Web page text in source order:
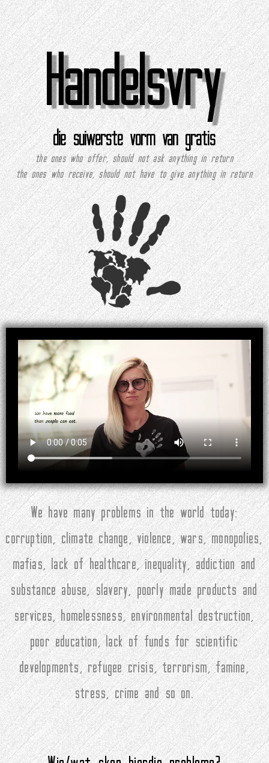
Handelsvry
die suiwerste vorm van gratis
the ones who offer, should not ask anything in return
the ones who receive, should not have to give anything in return
We have many problems in the world today:
corruption, climate change, violence, wars, monopolies,
mafias, lack of healthcare, inequality, addiction and
substance abuse, slavery, poorly made products and
services, homelessness, environmental destruction,
poor education, lack of funds for scientific
developments, refugee crisis, terrorism, famine,
stress, crime and so on.